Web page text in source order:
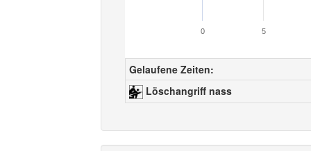
0 5
Gelaufene Zeiten:
Löschangriff nass